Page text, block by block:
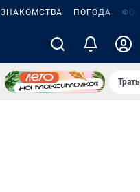
ЗНАКОМСТВА ПОГОДА